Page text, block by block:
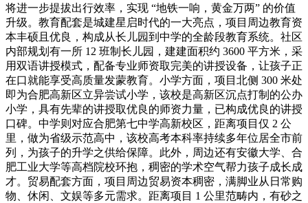
将进一步提拔出行效率，实现 “地铁一响，黄金万两” 的价值
升级。教育配套是城建星启时代的一大亮点，项目周边教育资
本丰硕且优良，构成从长儿园到中学的全龄段教育系统。社区
内部规划有一所 12 班制长儿园，建建面积约 3600 平方米，采
用双语讲授模式，配备专业师资取完美的讲授设备，让孩子正
在口就能享受高质量发蒙教育。小学方面，项目北侧 300 米处
即为合肥高新区立异尝试小学，该校是高新区沉点打制的公办
小学，具有先辈的讲授取优良的师资力量，已构成优良的讲授
口碑。中学则对应合肥第七中学高新校区，距离项目仅 2 公
里，做为省级示范高中，该校高考本科率持续多年位居全市前
列，为孩子的升学之供给保障。此外，周边还有安徽大学、合
肥工业大学等高档院校环抱，稠密的学术空气帮力孩子成长成
才。贸易配套方面，项目周边贸易资本稠密，满脚业从日常购
物、休闲、文娱等多元需求。距离项目 1 公里范畴内，有砂之